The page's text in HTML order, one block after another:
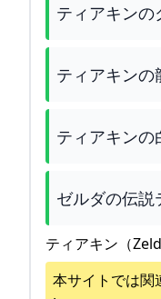
ティアキンの
ティアキンの
ティアキンの
ゼルダの伝
ティアキン（
本サイトでは関